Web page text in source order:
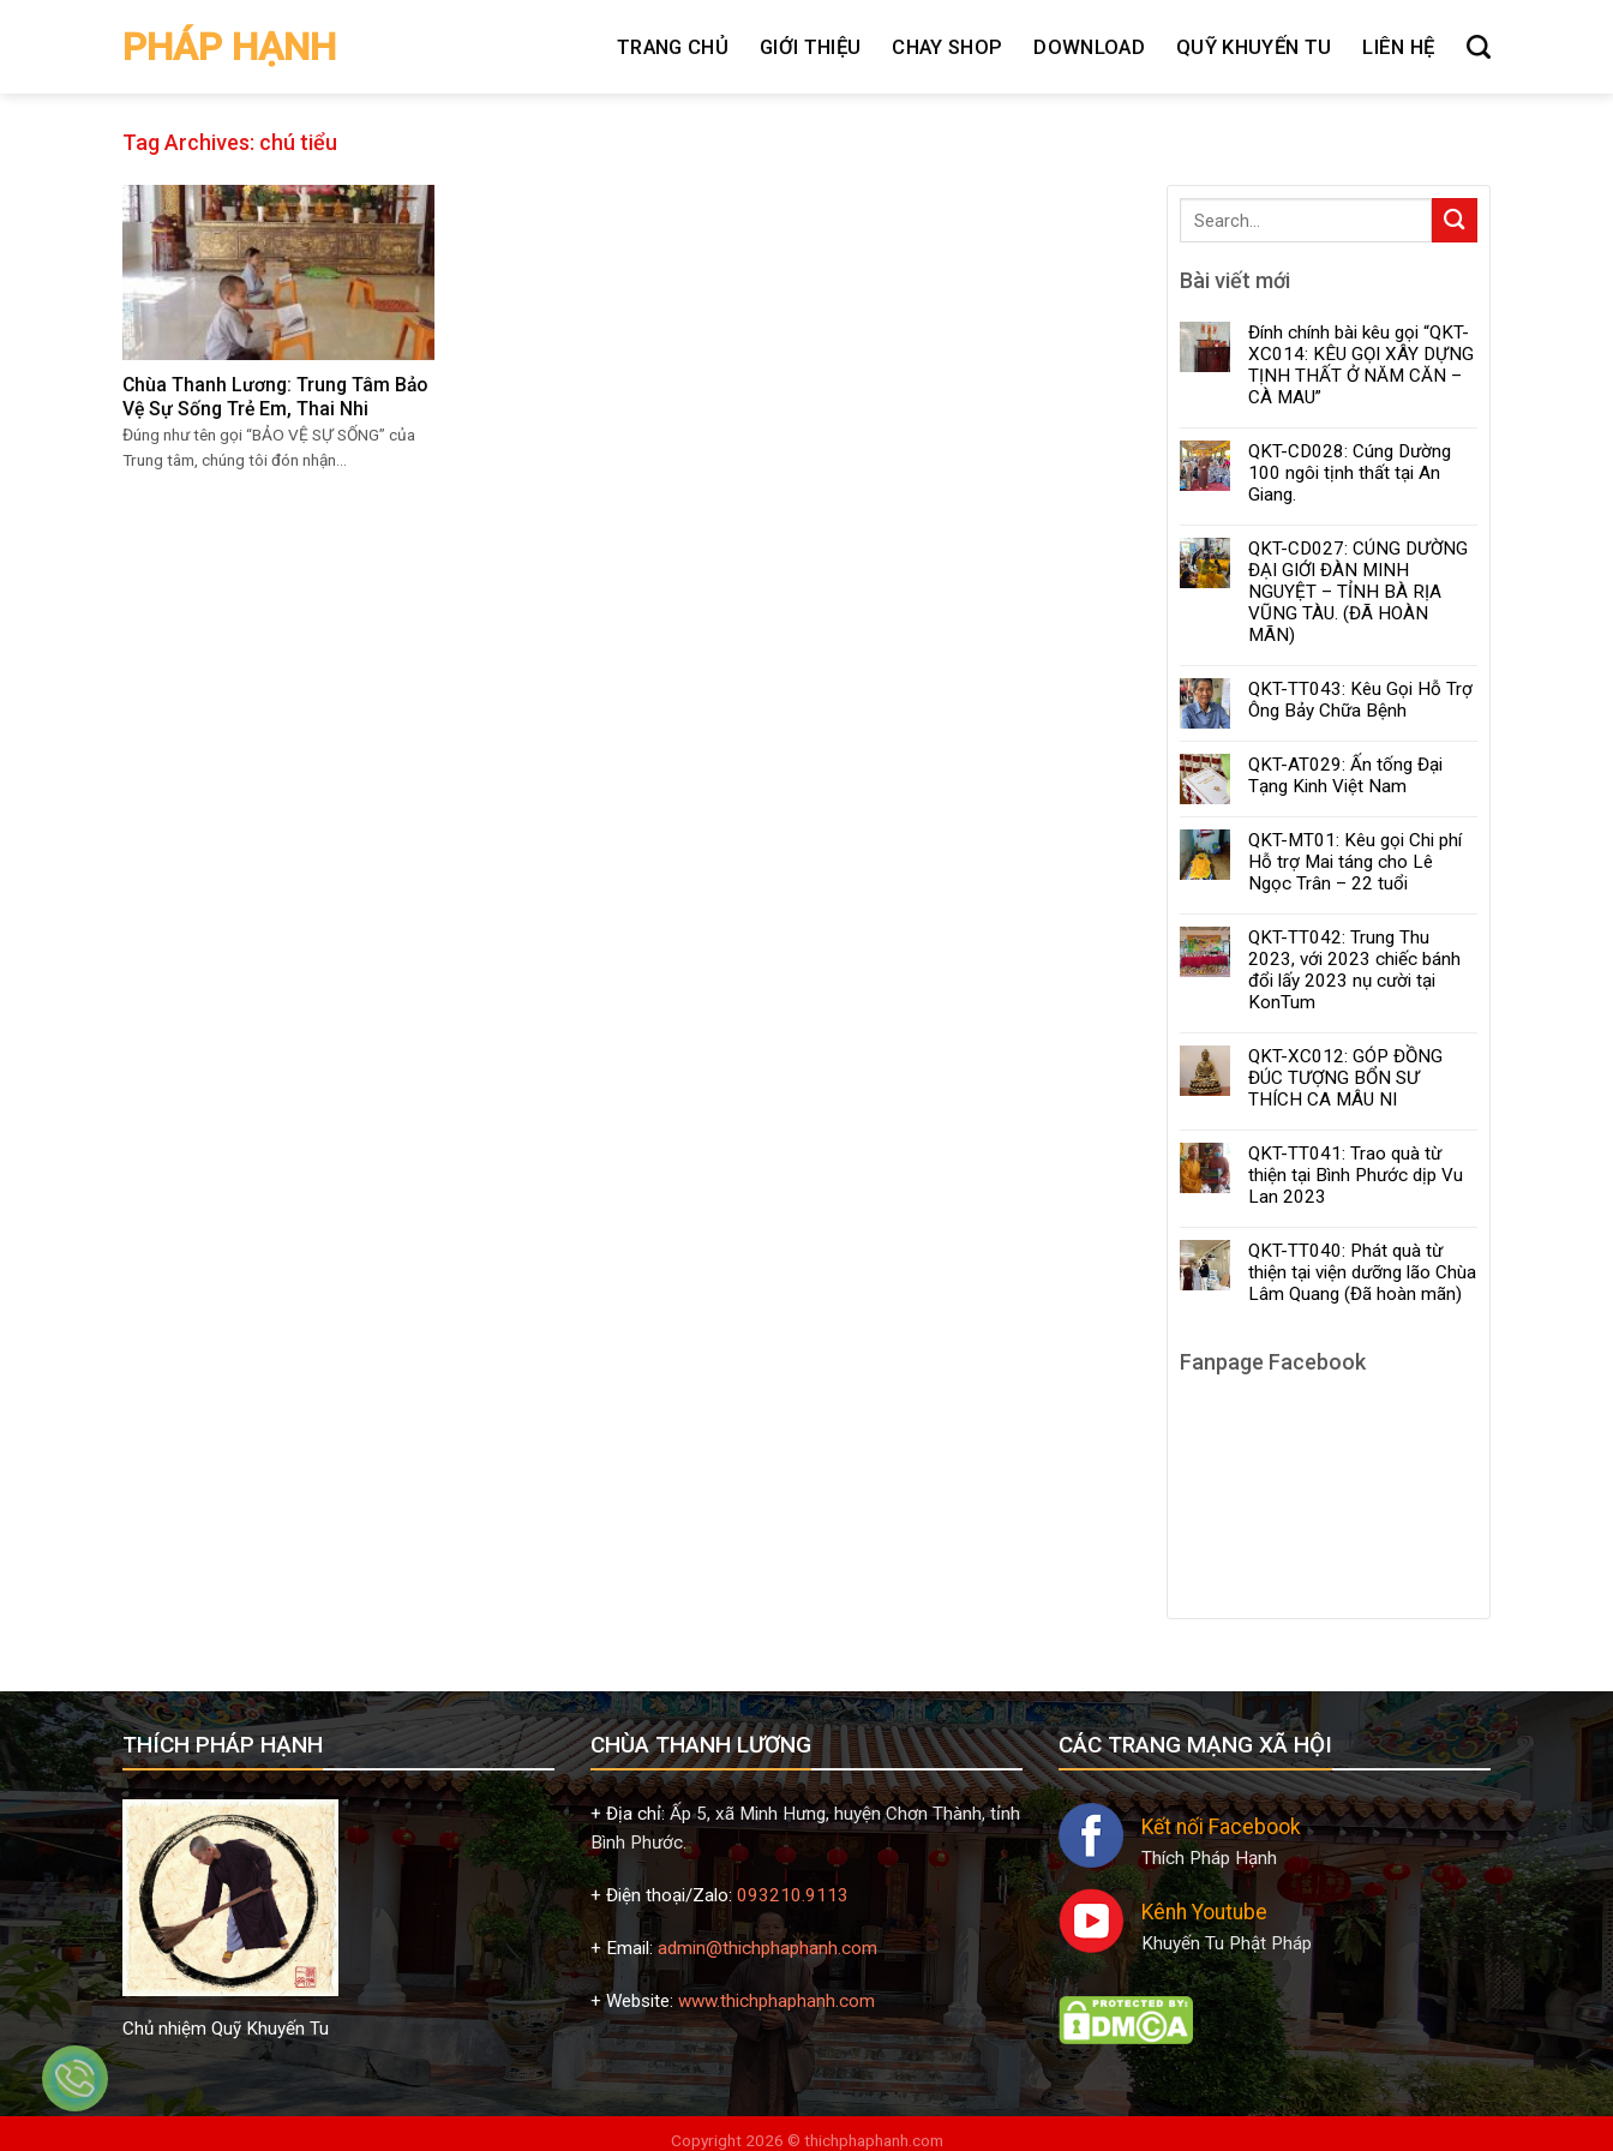
PHÁP HẠNH TRANG CHỦ GIỚI THIỆU CHAY SHOP DOWNLOAD QUỸ KHUYẾN TU LIÊN HỆ
Tag Archives: chú tiểu
Chùa Thanh Lương: Trung Tâm Bảo
Vệ Sự Sống Trẻ Em, Thai Nhi
Đúng như tên gọi “BẢO VỆ SỰ SỐNG” của
Trung tâm, chúng tôi đón nhận...
Bài viết mới
Đính chính bài kêu gọi “QKT-
XC014: KÊU GỌI XÂY DỰNG
TỊNH THẤT Ở NĂM CĂN –
CÀ MAU”
QKT-CD028: Cúng Dường
100 ngôi tịnh thất tại An
Giang.
QKT-CD027: CÚNG DƯỜNG
ĐẠI GIỚI ĐÀN MINH
NGUYỆT – TỈNH BÀ RỊA
VŨNG TÀU. (ĐÃ HOÀN
MÃN)
QKT-TT043: Kêu Gọi Hỗ Trợ
Ông Bảy Chữa Bệnh
QKT-AT029: Ấn tống Đại
Tạng Kinh Việt Nam
QKT-MT01: Kêu gọi Chi phí
Hỗ trợ Mai táng cho Lê
Ngọc Trân – 22 tuổi
QKT-TT042: Trung Thu
2023, với 2023 chiếc bánh
đổi lấy 2023 nụ cười tại
KonTum
QKT-XC012: GÓP ĐỒNG
ĐÚC TƯỢNG BỔN SƯ
THÍCH CA MÂU NI
QKT-TT041: Trao quà từ
thiện tại Bình Phước dịp Vu
Lan 2023
QKT-TT040: Phát quà từ
thiện tại viện dưỡng lão Chùa
Lâm Quang (Đã hoàn mãn)
Fanpage Facebook
THÍCH PHÁP HẠNH
Chủ nhiệm Quỹ Khuyến Tu
CHÙA THANH LƯƠNG
+ Địa chỉ:Ấp 5, xã Minh Hưng, huyện Chơn Thành, tỉnh
Bình Phước.
+ Điện thoại/Zalo: 093210.9113
+ Email: admin@thichphaphanh.com
+ Website: www.thichphaphanh.com
CÁC TRANG MẠNG XÃ HỘI
Kết nối Facebook
Thích Pháp Hạnh
Kênh Youtube
Khuyến Tu Phật Pháp
Copyright 2026 © thichphaphanh.com